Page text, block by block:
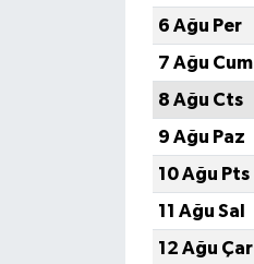
6 Ağu Per
7 Ağu Cum
8 Ağu Cts
9 Ağu Paz
10 Ağu Pts
11 Ağu Sal
12 Ağu Çar